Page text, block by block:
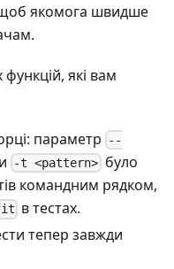
якомога швидше
які вам
параметр
--
-t <pattern> було
командним рядком,
в тестах.
тепер завжди